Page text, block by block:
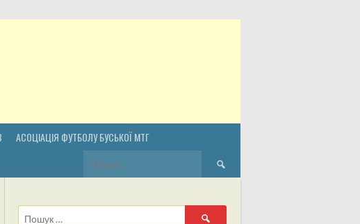
АСОЦІАЦІЯ ФУТБОЛУ БУСЬКОЇ МТГ
Пошук:
Пошук: